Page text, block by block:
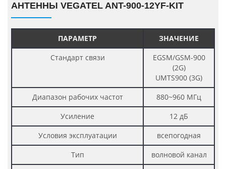
АНТЕННЫ VEGATEL ANT-900-12YF-KIT
ПАРАМЕТР
ЗНАЧЕНИЕ
Стандарт связи
EGSM/GSM-900
(2G)
UMTS900 (3G)
Диапазон рабочих частот
880~960 МГц
Усиление
12 дБ
Условия эксплуатации
всепогодная
Тип
волновой канал